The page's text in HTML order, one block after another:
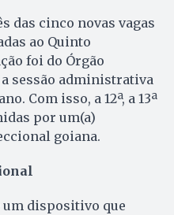
das cinco novas vagas
ao Quinto
foi do Órgão
sessão administrativa
Com isso, a 12ª, a 13ª
por um(a)
goiana.
dispositivo que